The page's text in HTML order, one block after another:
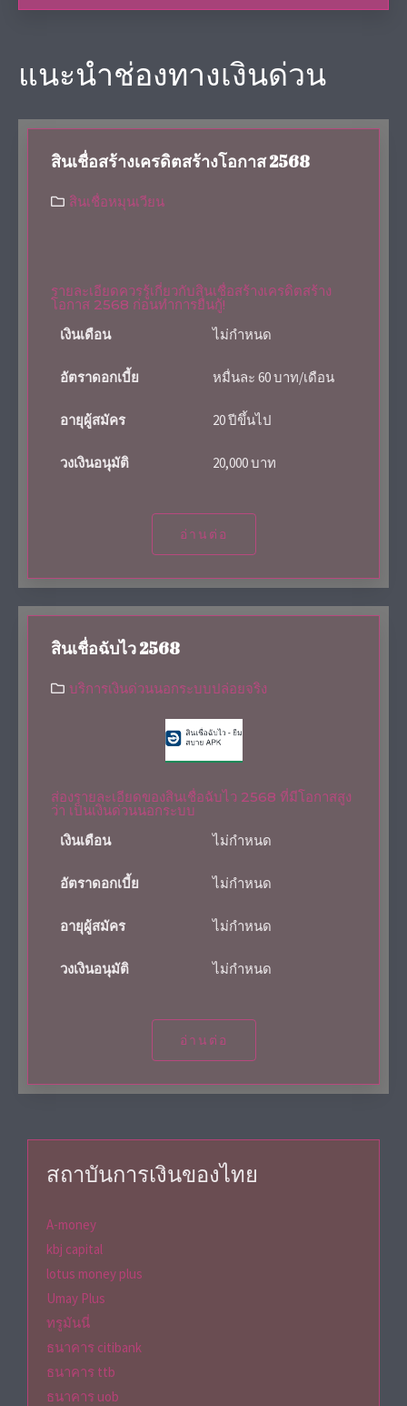
แนะนำช่องทางเงินด่วน
สินเชื่อสร้างเครดิตสร้างโอกาส 2568
สินเชื่อหมุนเวียน
รายละเอียดควรรู้เกี่ยวกับสินเชื่อสร้างเครดิตสร้าง
โอกาส 2568 ก่อนทำการยื่นกู้!
เงินเดือน
ไม่กำหนด
อัตราดอกเบี้ย หมื่นละ 60 บาท/เดือน
อายุผู้สมัคร 20 ปีขึ้นไป
วงเงินอนุมัติ 20,000 บาท
อ่านต่อ
สินเชื่อฉับไว 2568
บริการเงินด่วนนอกระบบปล่อยจริง
ส่องรายละเอียดของสินเชื่อฉับไว 2568 ที่มีโอกาสสูง
ว่า เป็นเงินด่วนนอกระบบ
เงินเดือน
ไม่กำหนด
อัตราดอกเบี้ย ไม่กำหนด
อายุผู้สมัคร ไม่กำหนด
วงเงินอนุมัติ ไม่กำหนด
อ่านต่อ
สถาบันการเงินของไทย
A-money
kbj capital
lotus money plus
Umay Plus
ทรูมันนี่
ธนาคาร citibank
ธนาคาร ttb
ธนาคาร uob